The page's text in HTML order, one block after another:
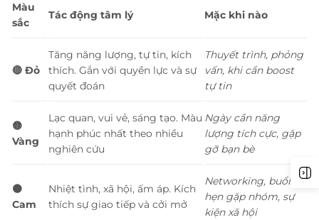
Màu
sắc
Tác động tâm lý Mặc khi nào
🔴 Đỏ
Tăng năng lượng, tự tin, kích
thích. Gắn với quyền lực và sự
quyết đoán
Thuyết trình, phỏng
vấn, khi cần boost
tự tin
🟡
Vàng
Lạc quan, vui vẻ, sáng tạo. Màu
hạnh phúc nhất theo nhiều
nghiên cứu
Ngày cần năng
lượng tích cực, gặp
gỡ bạn bè
🟠
Cam
Nhiệt tình, xã hội, ấm áp. Kích
thích sự giao tiếp và cởi mở
Networking, buổi
hẹn gặp nhóm, sự
kiện xã hội